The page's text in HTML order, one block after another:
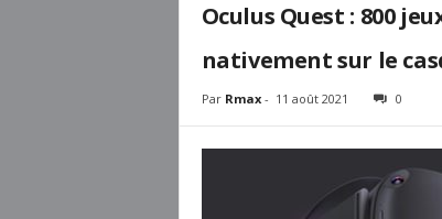
Oculus Quest : 800
nativement sur le
Par Rmax- 11 août 2021 0